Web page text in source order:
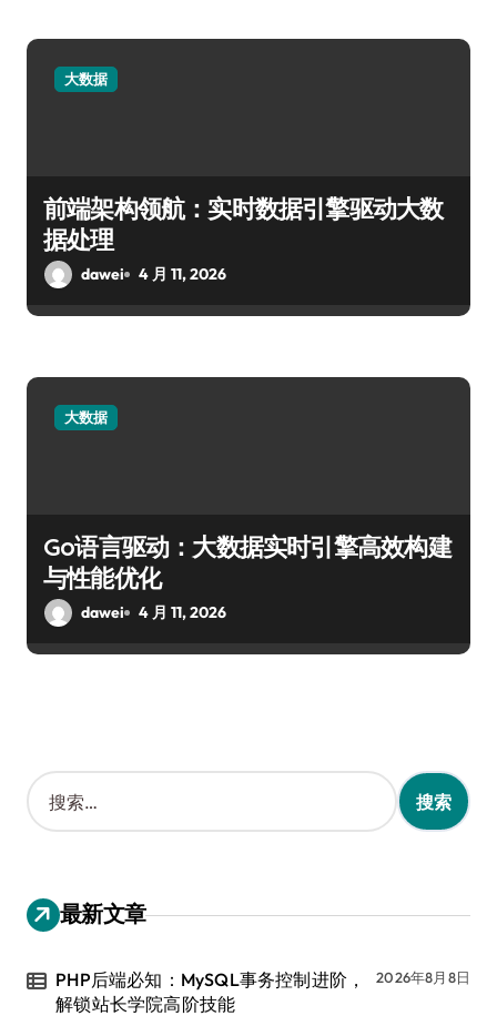
大数据
前端架构领航：实时数据引擎驱动大数
据处理
dawei 4 月 11, 2026
大数据
Go语言驱动：大数据实时引擎高效构建
与性能优化
dawei 4 月 11, 2026
搜
索
：
最新文章
PHP后端必知：MySQL事务控制进阶，
解锁站长学院高阶技能
2026年8月8日